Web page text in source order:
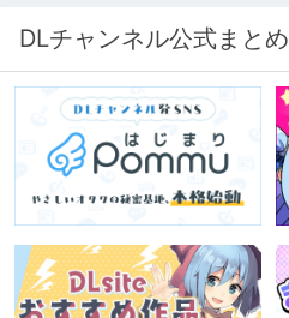
る超大真面目な理由とは？ クオリテ
ィ向上のための、ちょっとシュールな
DLチャンネル公式まとめ